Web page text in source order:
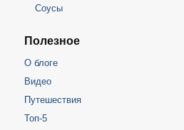
Соусы
Полезное
О блоге
Видео
Путешествия
Топ-5